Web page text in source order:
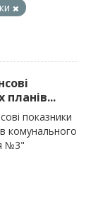
планів...
показники
комунального
№3"